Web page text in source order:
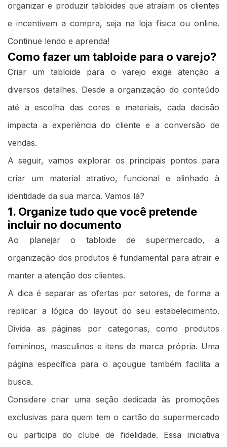
organizar e produzir tabloides que atraiam os clientes
e incentivem a compra, seja na loja física ou online.
Continue lendo e aprenda!
Como fazer um tabloide para o varejo?
Criar um tabloide para o varejo exige atenção a
diversos detalhes. Desde a organização do conteúdo
até a escolha das cores e materiais, cada decisão
impacta a experiência do cliente e a conversão de
vendas.
A seguir, vamos explorar os principais pontos para
criar um material atrativo, funcional e alinhado à
identidade da sua marca. Vamos lá?
1. Organize tudo que você pretende
incluir no documento
Ao planejar o tabloide de supermercado, a
organização dos produtos é fundamental para atrair e
manter a atenção dos clientes.
A dica é separar as ofertas por setores, de forma a
replicar a lógica do layout do seu estabelecimento.
Divida as páginas por categorias, como produtos
femininos, masculinos e itens da marca própria. Uma
página específica para o açougue também facilita a
busca.
Considere criar uma seção dedicada às promoções
exclusivas para quem tem o cartão do supermercado
ou participa do clube de fidelidade. Essa iniciativa